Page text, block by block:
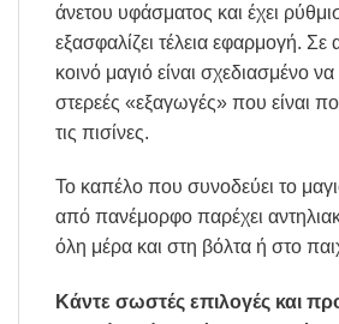
άνετου υφάσματος και έχει
εξασφαλίζει τέλεια εφαρμογή. Σε
κοινό μαγιό είναι σχεδιασμένο να
στερεές «εξαγωγές» που είναι
τις πισίνες.
Το καπέλο που συνοδεύει το
από πανέμορφο παρέχει
όλη μέρα και στη βόλτα ή στο
Κάντε σωστές επιλογές και